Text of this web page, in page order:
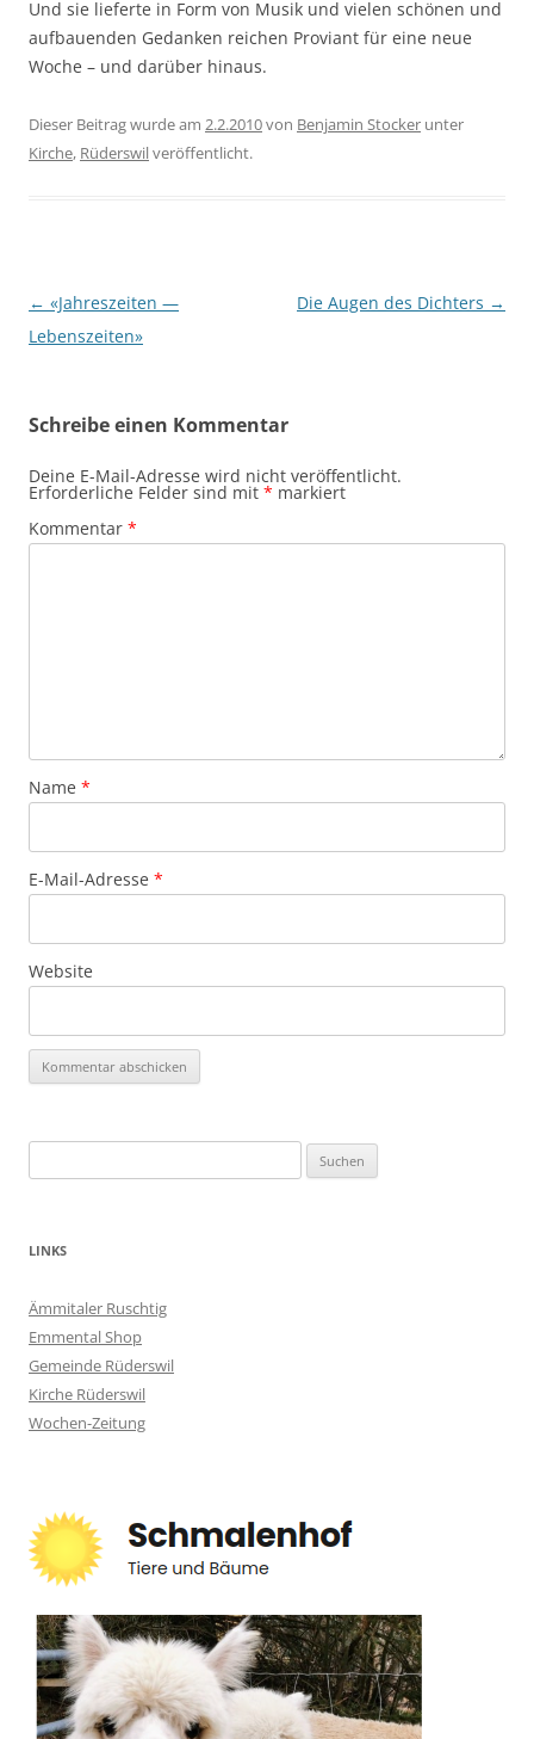
Und sie lieferte in Form von Musik und vielen schönen und
aufbauenden Gedanken reichen Proviant für eine neue
Woche – und darüber hinaus.
Dieser Beitrag wurde am 2.2.2010von Benjamin Stocker unter
Kirche, Rüderswilveröffentlicht.
Beitragsnavigation
← «Jahreszeiten —
Lebenszeiten»
Die Augen des Dichters →
Schreibe einen Kommentar
Deine E-Mail-Adresse wird nicht veröffentlicht.
Erforderliche Felder sind mit * markiert
Kommentar *
Name *
E-Mail-Adresse *
Website
nach:
LINKS
Ämmitaler Ruschtig
Emmental Shop
Gemeinde Rüderswil
Kirche Rüderswil
Wochen-Zeitung